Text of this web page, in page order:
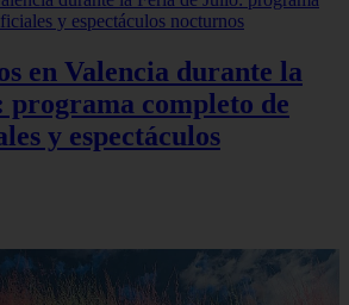
en Valencia durante la
completo de
y espectáculos